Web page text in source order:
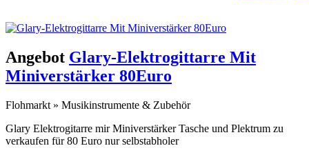
Angebot Glary-Elektrogittarre Mit
Miniverstärker 80Euro
Flohmarkt » Musikinstrumente & Zubehör
Glary Elektrogitarre mir Miniverstärker Tasche und Plektrum zu
verkaufen für 80 Euro nur selbstabholer